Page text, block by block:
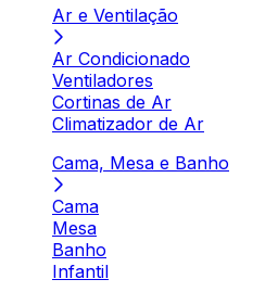
Ar e Ventilação
Ar Condicionado
Ventiladores
Cortinas de Ar
Climatizador de Ar
Cama, Mesa e Banho
Cama
Mesa
Banho
Infantil